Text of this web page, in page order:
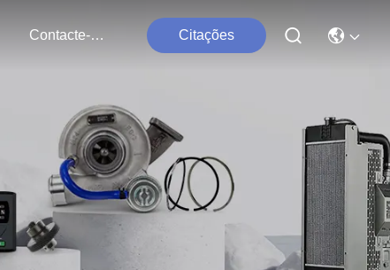
Contacte-Nos Citações